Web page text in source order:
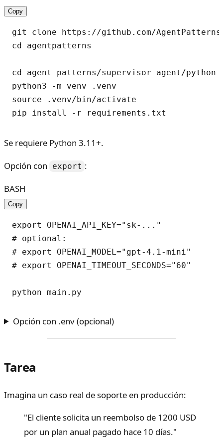
Copy
git clone https://github.com/
cd agentpatterns
cd agent-patterns/supervisor-agent/python
python3 -m venv .venv
source .venv/bin/activate
Se requiere Python 3.11+.
Opción con
export :
BASH
Copy
export OPENAI_API_KEY="sk-..."
# optional:
# export OPENAI_MODEL="gpt-4.1-mini"
# export OPENAI_TIMEOUT_SECONDS="60"
Opción con .env (opcional)
Tarea
Imagina un caso real de soporte en producción:
"El cliente solicita un reembolso de 1200 USD
por un plan anual pagado hace 10 días."